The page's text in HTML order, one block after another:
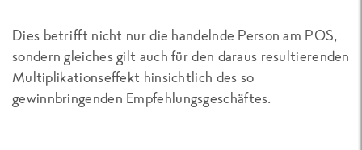
Dies betrifft nicht nur die handelnde Person am POS,
sondern gleiches gilt auch für den daraus resultierenden
Multiplikationseffekt hinsichtlich des so
gewinnbringenden Empfehlungsgeschäftes.